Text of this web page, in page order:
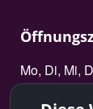
Mo, Di, Mi,